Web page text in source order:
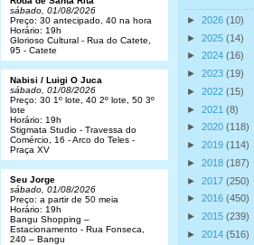
► 2026 (10)
► 2025 (14)
► 2024 (16)
► 2023 (19)
► 2022 (15)
► 2021 (8)
► 2020 (118)
► 2019 (114)
► 2018 (187)
► 2017 (250)
► 2016 (450)
► 2015 (239)
► 2014 (516)
sábado, 01/08/2026
Preço: 30 antecipado, 40 na hora
Horário: 19h
Glorioso Cultural - Rua do Catete,
95 - Catete
Nabisi / Luigi O Juca
sábado, 01/08/2026
Preço: 30 1º lote, 40 2º lote, 50 3º
lote
Horário: 19h
Stigmata Studio - Travessa do
Comércio, 16 - Arco do Teles -
Praça XV
Seu Jorge
sábado, 01/08/2026
Preço: a partir de 50 meia
Horário: 19h
Bangu Shopping –
Estacionamento - Rua Fonseca,
240 – Bangu